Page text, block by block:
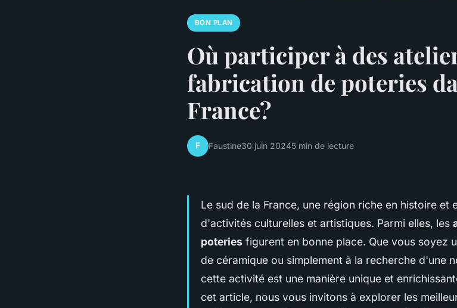
BON PLAN
Où participer à des
fabrication de poteries
France?
F Faustine30 juin 20245 min de lecture
Le sud de la France, une région riche en histoire
d'activités culturelles et artistiques. Parmi elles, les
poteries figurent en bonne place. Que vous soyez
de céramique ou simplement à la recherche d'une
cette activité est une manière unique et
cet article, nous vous invitons à explorer les